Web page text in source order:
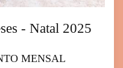
- Natal 2025
MENSAL